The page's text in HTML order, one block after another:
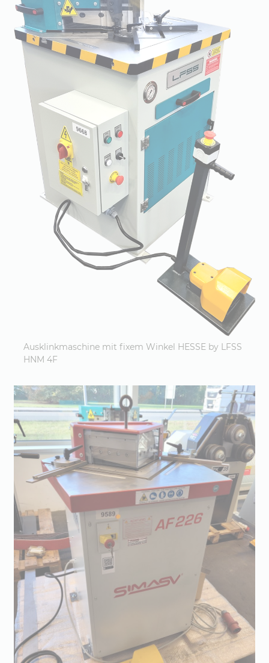
Ausklinkmaschine mit fixem Winkel HESSE by LFSS
HNM 4F